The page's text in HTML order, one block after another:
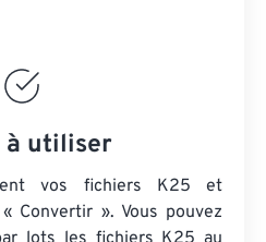
à utiliser
vos fichiers K25 et
Convertir ». Vous pouvez